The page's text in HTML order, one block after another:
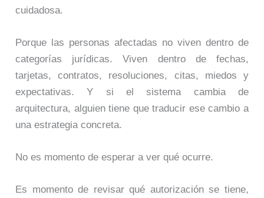
cuidadosa.
Porque las personas afectadas no viven dentro de
categorías jurídicas. Viven dentro de fechas,
tarjetas, contratos, resoluciones, citas, miedos y
expectativas. Y si el sistema cambia de
arquitectura, alguien tiene que traducir ese cambio a
una estrategia concreta.
No es momento de esperar a ver qué ocurre.
Es momento de revisar qué autorización se tiene,